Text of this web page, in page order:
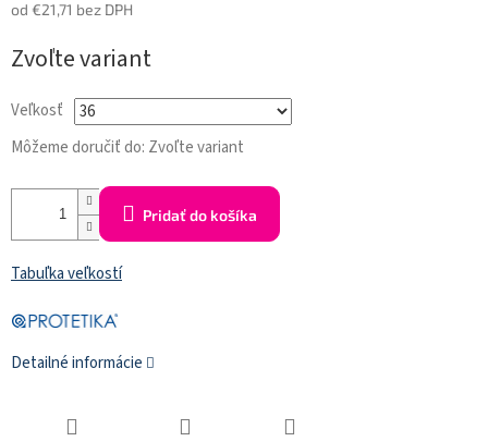
od €21,71 bez DPH
cena:
Zvoľte variant
Veľkosť
Môžeme doručiť do: Zvoľte variant
Pridať do košíka
Tabuľka veľkostí
Detailné informácie